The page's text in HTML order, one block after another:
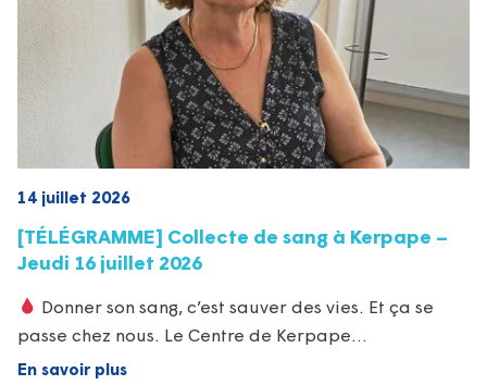
14 juillet 2026
[TÉLÉGRAMME] Collecte de sang à Kerpape –
Jeudi 16 juillet 2026
Donner son sang, c’est sauver des vies. Et ça se
passe chez nous. Le Centre de Kerpape…
En savoir plus